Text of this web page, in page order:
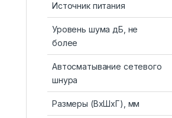
Источник питания
Уровень шума дБ, не
более
Автосматывание сетевого
шнура
Размеры (ВхШхГ), мм